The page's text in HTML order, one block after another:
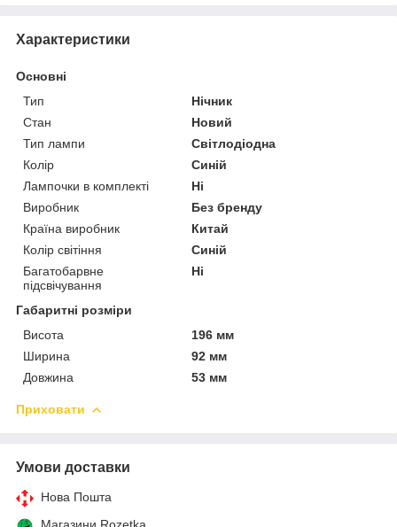
Характеристики
Основні
Тип
Нічник
Стан
Новий
Тип лампи
Світлодіодна
Колір
Синій
Лампочки в комплекті
Ні
Виробник
Без бренду
Країна виробник
Китай
Колір світіння
Синій
Багатобарвне
підсвічування
Ні
Габаритні розміри
Висота
196 мм
Ширина
92 мм
Довжина
53 мм
Приховати
Умови доставки
Нова Пошта
Магазини Rozetka